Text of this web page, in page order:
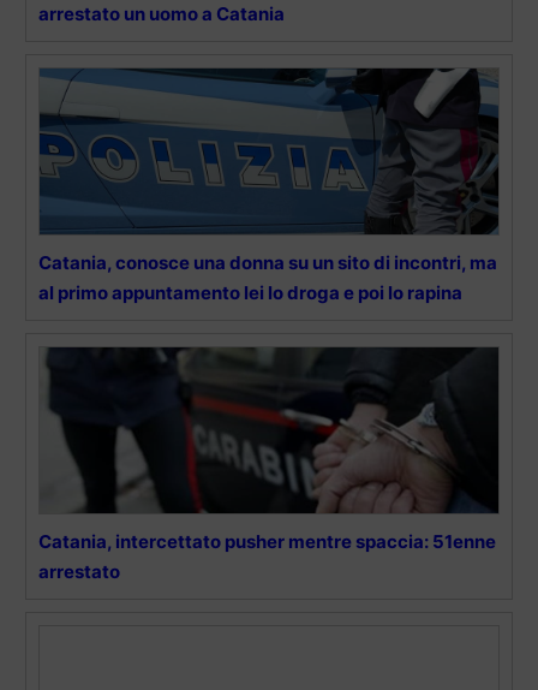
arrestato un uomo a Catania
Catania, conosce una donna su un sito di incontri, ma
al primo appuntamento lei lo droga e poi lo rapina
Catania, intercettato pusher mentre spaccia: 51enne
arrestato